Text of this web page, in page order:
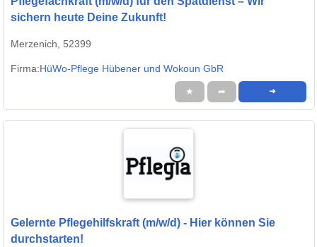
sichern heute Deine Zukunft!
Merzenich, 52399
Firma:HüWo-Pflege Hübener und Wokoun GbR
★ ➦ ➜
Gelernte Pflegehilfskraft (m/w/d) - Hier können Sie
durchstarten!